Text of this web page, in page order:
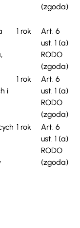
(zgoda)
1 rok
Art. 6
ust. 1 (a)
RODO
(zgoda)
i
1 rok
Art. 6
ust. 1 (a)
RODO
(zgoda)
1 rok
Art. 6
ust. 1 (a)
RODO
(zgoda)